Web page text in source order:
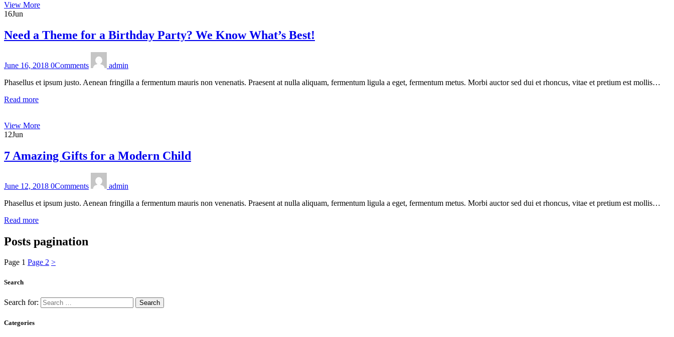
View More
16Jun
Need a Theme for a Birthday Party? We Know What’s Best!
June 16, 2018 0Comments
admin
Phasellus et ipsum justo. Aenean fringilla a fermentum mauris non venenatis. Praesent at nulla aliquam, fermentum ligula a eget, fermentum metus. Morbi auctor sed dui et rhoncus, vitae et pretium est mollis…
Read more
View More
12Jun
7 Amazing Gifts for a Modern Child
June 12, 2018 0Comments
admin
Phasellus et ipsum justo. Aenean fringilla a fermentum mauris non venenatis. Praesent at nulla aliquam, fermentum ligula a eget, fermentum metus. Morbi auctor sed dui et rhoncus, vitae et pretium est mollis…
Read more
Posts pagination
Page 1 Page 2 >
Search
Search for:
Categories